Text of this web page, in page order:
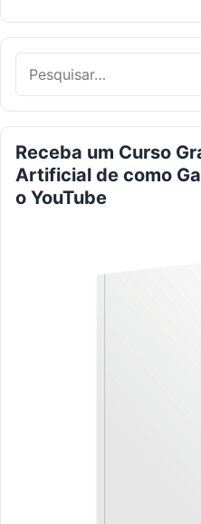
Receba um Curso
Artificial de como
o YouTube